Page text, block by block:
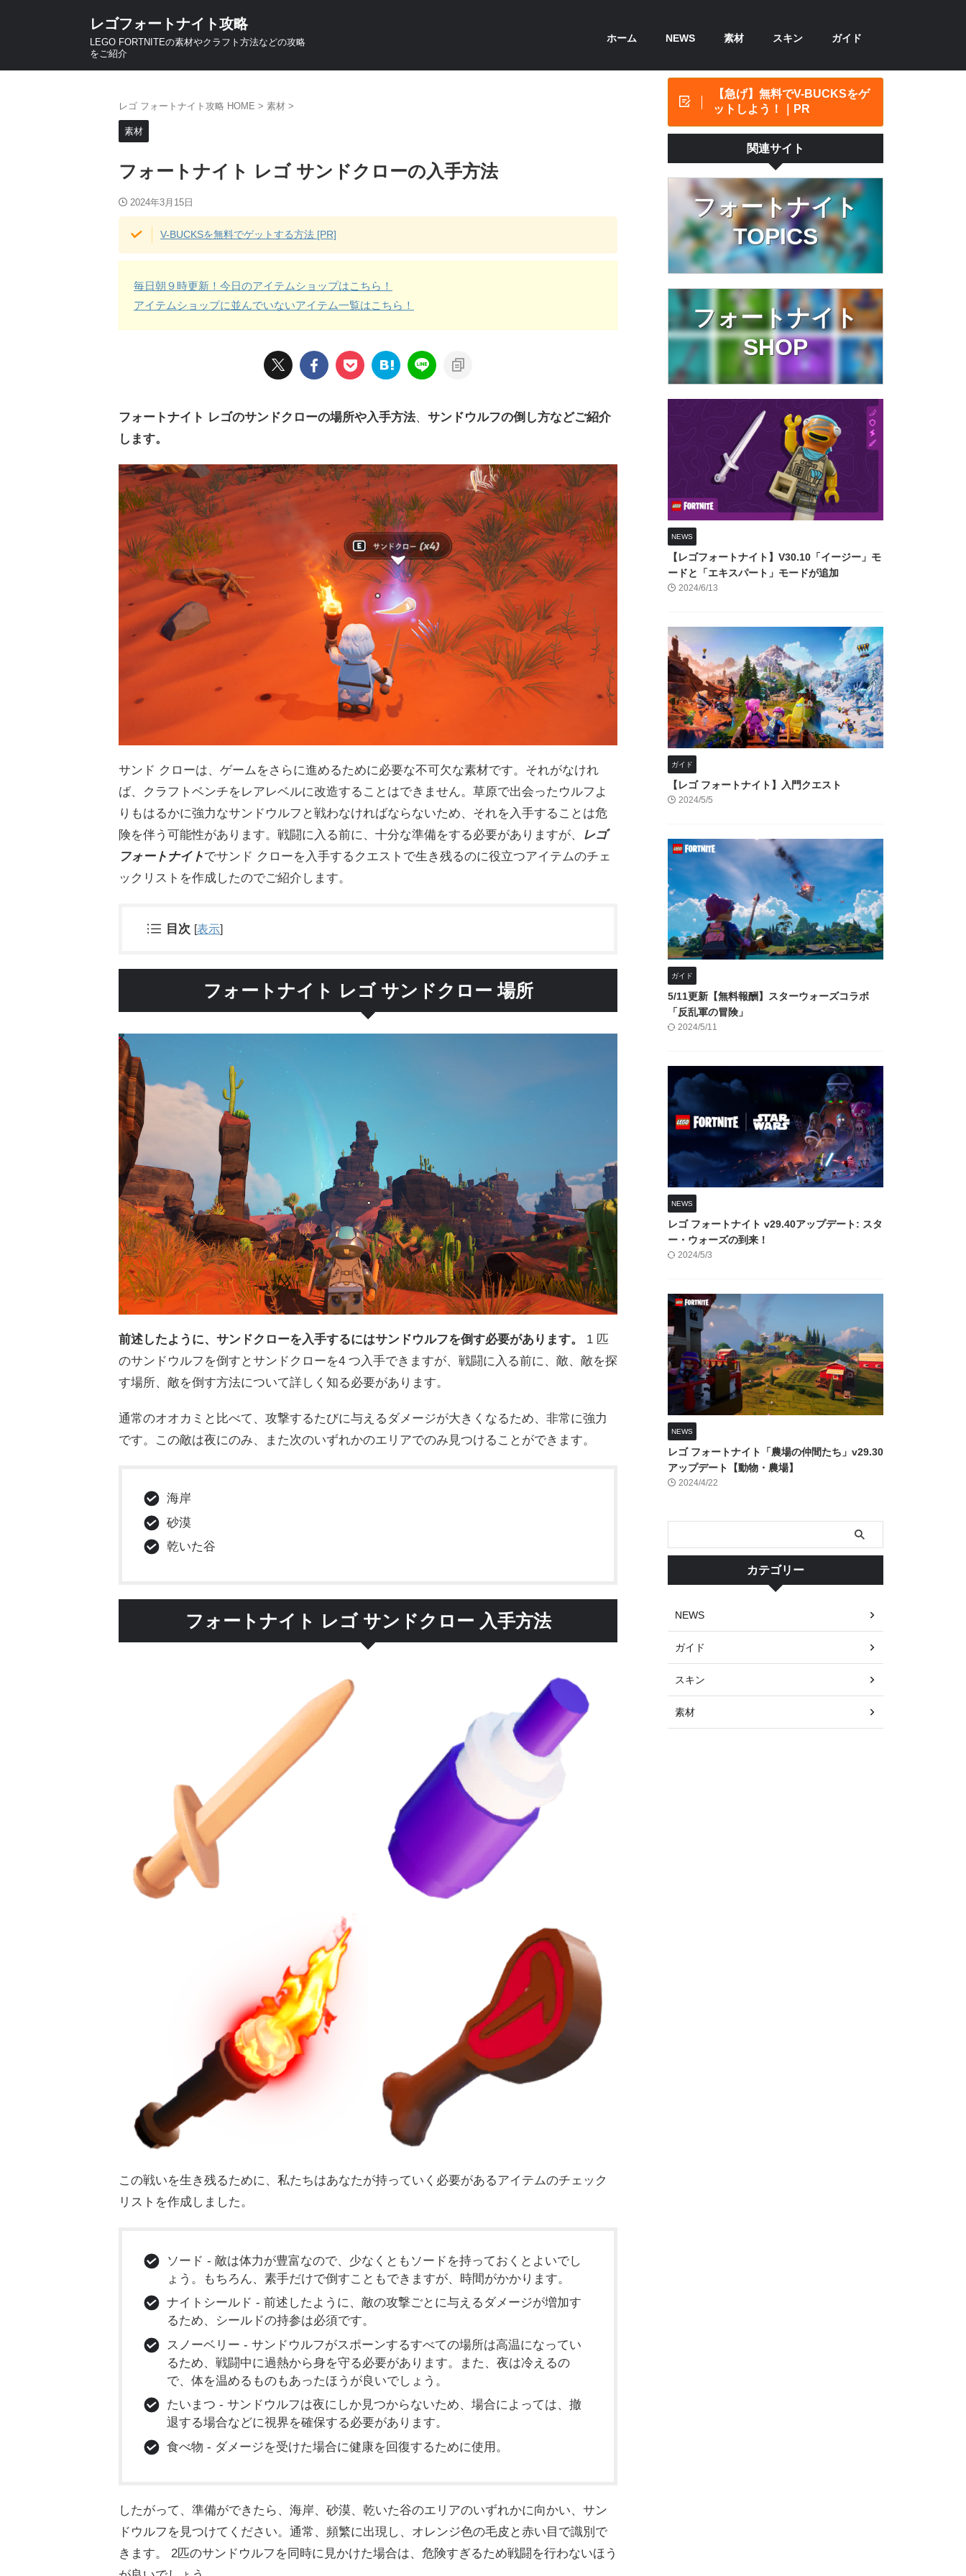
レゴフォートナイト攻略
LEGO FORTNITEの素材やクラフト方法などの攻略
をご紹介
ホーム NEWS 素材 スキン ガイド
レゴ フォートナイト攻略 HOME > 素材 >
素材
フォートナイト レゴ サンドクローの入手方法
2024年3月15日
V-BUCKSを無料でゲットする方法 [PR]
毎日朝９時更新！今日のアイテムショップはこちら！
アイテムショップに並んでいないアイテム一覧はこちら！
フォートナイト レゴのサンドクローの場所や入手方法、 サンドウルフの倒し方などご紹介
します。
サンド クローは、ゲームをさらに進めるために必要な不可欠な素材です。それがなけれ
ば、クラフトベンチをレアレベルに改造することはできません。草原で出会ったウルフよ
りもはるかに強力なサンドウルフと戦わなければならないため、それを入手することは危
険を伴う可能性があります。戦闘に入る前に、十分な準備をする必要がありますが、
レゴ
フォートナイトでサンド クローを入手するクエストで生き残るのに役立つアイテムのチェ
ックリストを作成したのでご紹介します。
目次 [表示]
フォートナイト レゴ サンドクロー 場所
前述したように、サンドクローを入手するにはサンドウルフを倒す必要があります。
1 匹
のサンドウルフを倒すとサンドクローを4 つ入手できますが、戦闘に入る前に、敵、敵を探
す場所、敵を倒す方法について詳しく知る必要があります。
通常のオオカミと比べて、攻撃するたびに与えるダメージが大きくなるため、非常に強力
です。この敵は夜にのみ、また次のいずれかのエリアでのみ見つけることができます。
海岸
砂漠
乾いた谷
フォートナイト レゴ サンドクロー 入手方法
この戦いを生き残るために、私たちはあなたが持っていく必要があるアイテムのチェック
リストを作成しました。
ソード - 敵は体力が豊富なので、少なくともソードを持っておくとよいでし
ょう。もちろん、素手だけで倒すこともできますが、時間がかかります。
ナイトシールド - 前述したように、敵の攻撃ごとに与えるダメージが増加す
るため、シールドの持参は必須です。
スノーベリー - サンドウルフがスポーンするすべての場所は高温になってい
るため、戦闘中に過熱から身を守る必要があります。また、夜は冷えるの
で、体を温めるものもあったほうが良いでしょう。
たいまつ - サンドウルフは夜にしか見つからないため、場合によっては、撤
退する場合などに視界を確保する必要があります。
食べ物 - ダメージを受けた場合に健康を回復するために使用。
したがって、準備ができたら、海岸、砂漠、乾いた谷のエリアのいずれかに向かい、サン
ドウルフを見つけてください。通常、頻繁に出現し、オレンジ色の毛皮と赤い目で識別で
きます。 2匹のサンドウルフを同時に見かけた場合は、危険すぎるため戦闘を行わないほう
【急げ】無料でV-BUCKSをゲ
ットしよう！｜PR
関連サイト
フォートナイト
TOPICS
フォートナイト
SHOP
NEWS
【レゴフォートナイト】V30.10「イージー」モ
ードと「エキスパート」モードが追加
2024/6/13
ガイド
【レゴ フォートナイト】入門クエスト
2024/5/5
ガイド
5/11更新【無料報酬】スターウォーズコラボ
「反乱軍の冒険」
2024/5/11
NEWS
レゴ フォートナイト v29.40アップデート: スタ
ー・ウォーズの到来！
2024/5/3
NEWS
レゴ フォートナイト「農場の仲間たち」v29.30
アップデート【動物・農場】
2024/4/22
カテゴリー
NEWS
ガイド
スキン
素材